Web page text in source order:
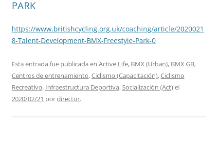
PARK
https://www.britishcycling.org.uk/coaching/article/2020021
8-Talent-Development-BMX-Freestyle-Park-0
Esta entrada fue publicada en Active Life, BMX (Urban), BMX GB,
Centros de entrenamiento,Ciclismo (Capacitación),Ciclismo
Recreativo, Infraestructura Deportiva,Socialización (Act)el
2020/02/21 pordirector.